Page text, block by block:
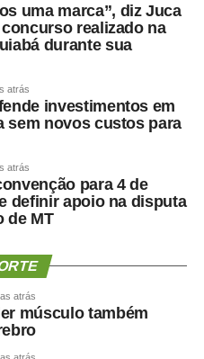
uma marca”, diz Juca
realizado na
durante sua
atrás
investimentos em
sem novos custos para
atrás
para 4 de
definir apoio na disputa
de MT
atrás
músculo também